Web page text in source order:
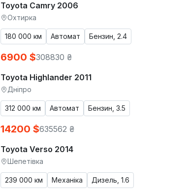
Toyota Camry 2006
Охтирка
180 000 км Автомат Бензин, 2.4
6900 $308830 ₴
Toyota Highlander 2011
Дніпро
312 000 км Автомат Бензин, 3.5
14200 $635562 ₴
Toyota Verso 2014
Шепетівка
239 000 км Механіка Дизель, 1.6